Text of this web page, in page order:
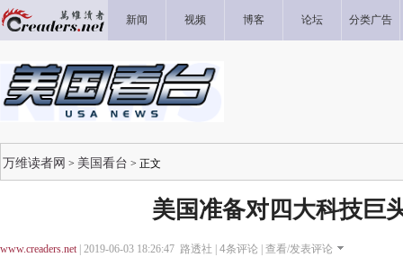
新闻 视频 博客 论坛 分类广告
万维读者网 > 美国看台 > 正文
美国准备对四大科技巨
www.creaders.net| 2019-06-03 18:26:47 路透社 | 4条评论 | 查看/发表评论